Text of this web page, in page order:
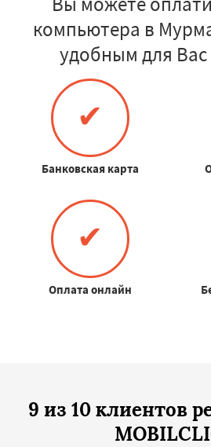
компьютера в
удобным для
✔
Банковская карта
✔
Оплата онлайн
9 из 10 клиентов